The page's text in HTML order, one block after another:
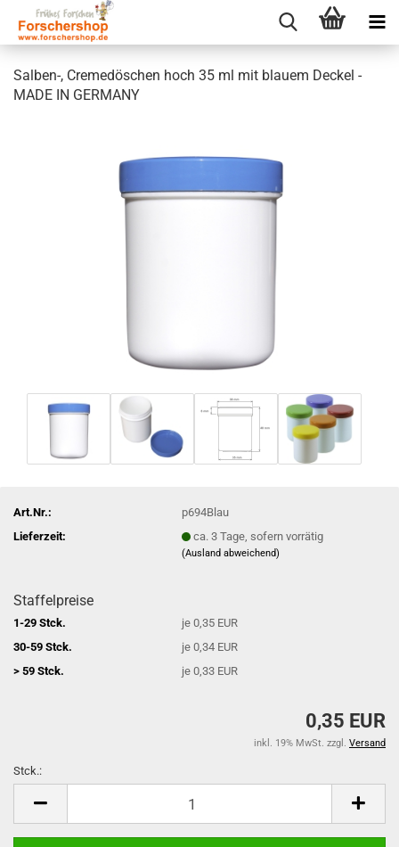
Salben-, Cremedöschen hoch 35 ml mit blauem Deckel -
MADE IN GERMANY
Art.Nr.:
p694Blau
Lieferzeit:
ca. 3 Tage, sofern vorrätig
(Ausland abweichend)
Staffelpreise
1-29 Stck.
je 0,35 EUR
30-59 Stck.
je 0,34 EUR
> 59 Stck.
je 0,33 EUR
0,35 EUR
inkl. 19% MwSt. zzgl. Versand
Stck.: